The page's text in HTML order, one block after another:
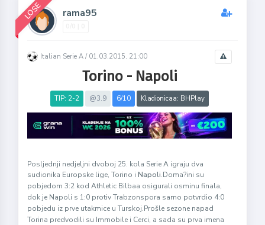
LOSE rama95
Italian Serie A / 01.03.2015. 21:00
Torino - Napoli
TIP: 2-2 @3.9 6/10 Kladionicaa: BHPlay
Posljednji nedjeljni dvoboj 25. kola Serie A igraju dva
sudionika Europske lige, Torino i Napoli.Doma?ini su
pobjedom 3:2 kod Athletic Bilbaa osigurali osminu finala,
dok je Napoli s 1:0 protiv Trabzonspora samo potvrdio 4:0
pobjedu iz prve utakmice u Turskoj.Prošle sezone napad
Torina predvodili su Immobile i Cerci, a sada su prva imena